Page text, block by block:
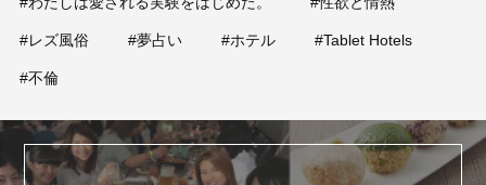
#レズ風俗 #夢占い #ホテル #Tablet Hotels
#不倫